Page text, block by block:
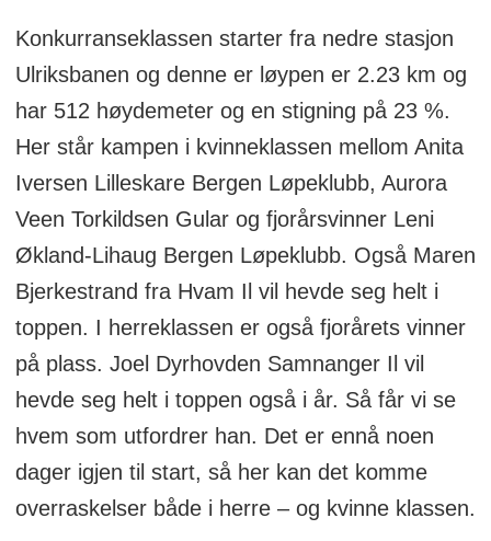
Konkurranseklassen starter fra nedre stasjon
Ulriksbanen og denne er løypen er 2.23 km og
har 512 høydemeter og en stigning på 23 %.
Her står kampen i kvinneklassen mellom Anita
Iversen Lilleskare Bergen Løpeklubb, Aurora
Veen Torkildsen Gular og fjorårsvinner Leni
Økland-Lihaug Bergen Løpeklubb. Også Maren
Bjerkestrand fra Hvam Il vil hevde seg helt i
toppen. I herreklassen er også fjorårets vinner
på plass. Joel Dyrhovden Samnanger Il vil
hevde seg helt i toppen også i år. Så får vi se
hvem som utfordrer han. Det er ennå noen
dager igjen til start, så her kan det komme
overraskelser både i herre – og kvinne klassen.